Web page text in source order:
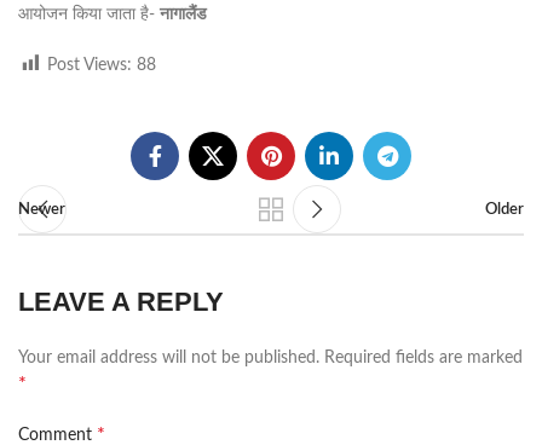
आयोजन किया जाता है- नागालैंड
Post Views: 88
Newer Older
LEAVE A REPLY
Your email address will not be published. Required fields are marked
*
Comment *